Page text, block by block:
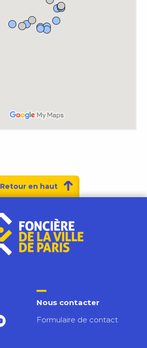
Nous contacter
Formulaire de contact
Retour en haut